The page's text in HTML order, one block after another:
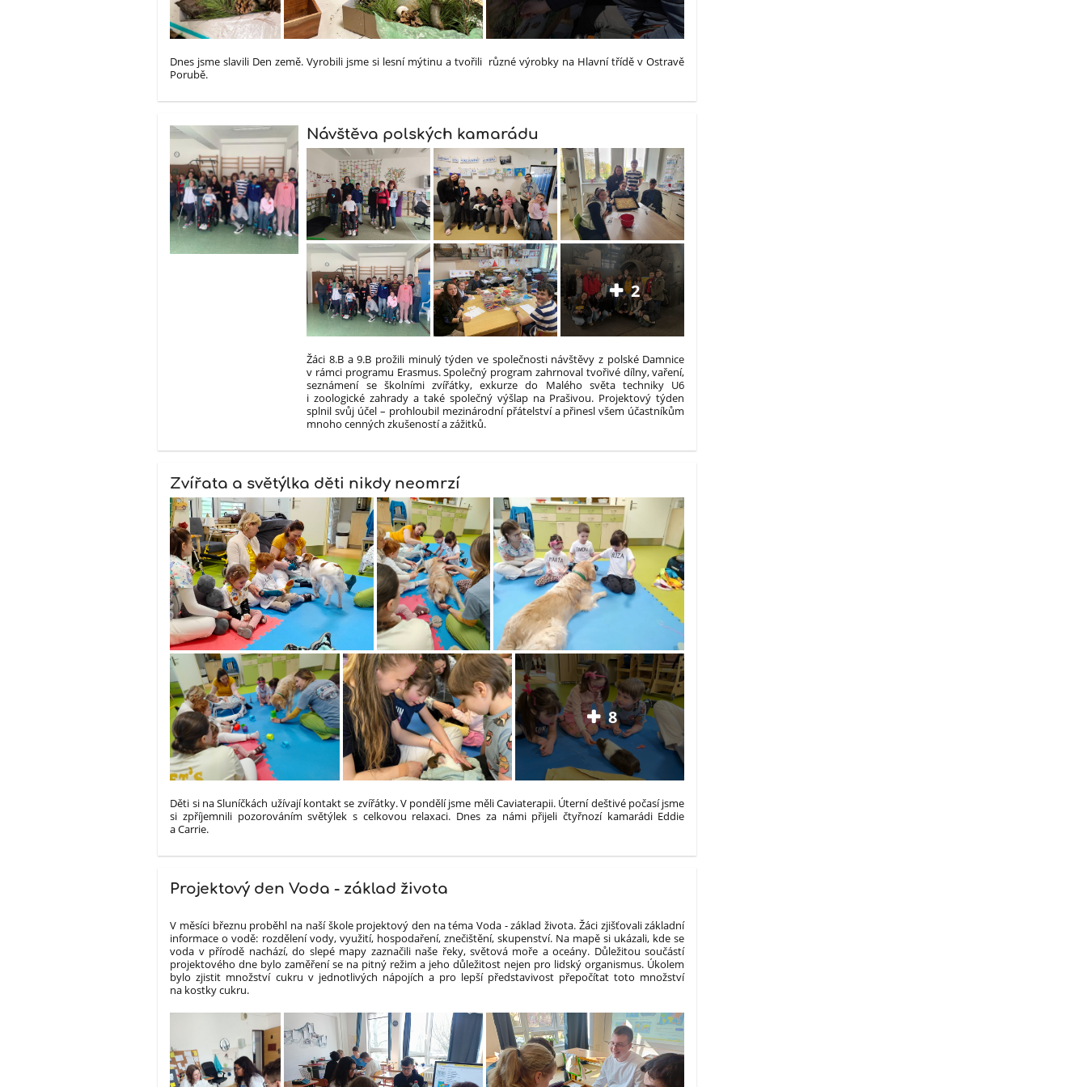
Dnes jsme slavili Den země. Vyrobili jsme si lesní mýtinu a tvořili různé výrobky na Hlavní třídě v Ostravě
Porubě.
Návštěva polských kamarádu
2
Žáci 8.B a 9.B prožili minulý týden ve společnosti návštěvy z polské Damnice
v rámci programu Erasmus. Společný program zahrnoval tvořivé dílny, vaření,
seznámení se školními zvířátky, exkurze do Malého světa techniky U6
i zoologické zahrady a také společný výšlap na Prašivou. Projektový týden
splnil svůj účel – prohloubil mezinárodní přátelství a přinesl všem účastníkům
mnoho cenných zkušeností a zážitků.
Zvířata a světýlka děti nikdy neomrzí
8
Děti si na Sluníčkách užívají kontakt se zvířátky. V pondělí jsme měli Caviaterapii. Úterní deštivé počasí jsme
si zpříjemnili pozorováním světýlek s celkovou relaxaci. Dnes za námi přijeli čtyřnozí kamarádi Eddie
a Carrie.
Projektový den Voda - základ života
V měsíci březnu proběhl na naší škole projektový den na téma Voda - základ života. Žáci zjišťovali základní
informace o vodě: rozdělení vody, využití, hospodaření, znečištění, skupenství. Na mapě si ukázali, kde se
voda v přírodě nachází, do slepé mapy zaznačili naše řeky, světová moře a oceány. Důležitou součástí
projektového dne bylo zaměření se na pitný režim a jeho důležitost nejen pro lidský organismus. Úkolem
bylo zjistit množství cukru v jednotlivých nápojích a pro lepší představivost přepočítat toto množství
na kostky cukru.